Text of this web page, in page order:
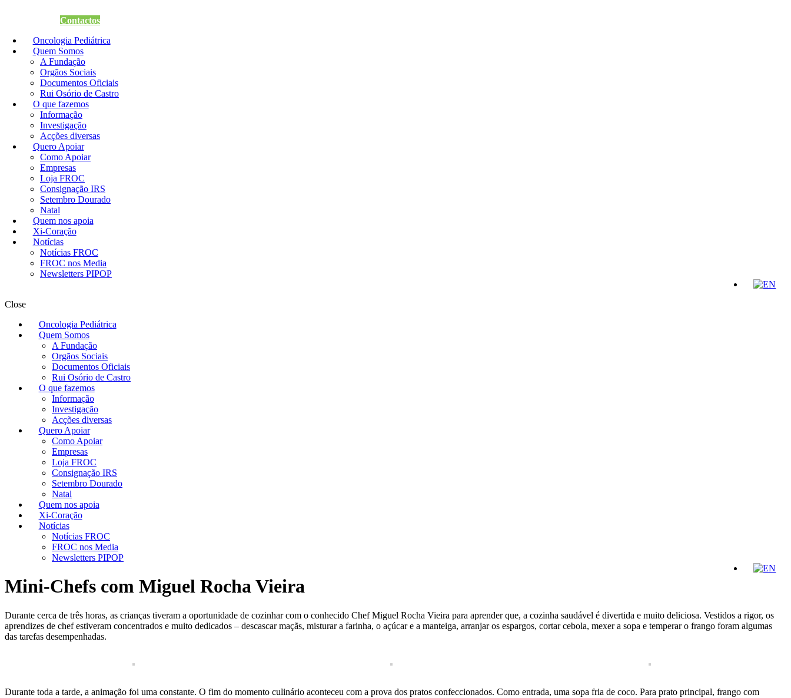
Contactos
Oncologia Pediátrica
Quem Somos
A Fundação
Orgãos Sociais
Documentos Oficiais
Rui Osório de Castro
O que fazemos
Informação
Investigação
Acções diversas
Quero Apoiar
Como Apoiar
Empresas
Loja FROC
Consignação IRS
Setembro Dourado
Natal
Quem nos apoia
Xi-Coração
Notícias
Notícias FROC
FROC nos Media
Newsletters PIPOP
Close
Oncologia Pediátrica
Quem Somos
A Fundação
Orgãos Sociais
Documentos Oficiais
Rui Osório de Castro
O que fazemos
Informação
Investigação
Acções diversas
Quero Apoiar
Como Apoiar
Empresas
Loja FROC
Consignação IRS
Setembro Dourado
Natal
Quem nos apoia
Xi-Coração
Notícias
Notícias FROC
FROC nos Media
Newsletters PIPOP
Mini-Chefs com Miguel Rocha Vieira
Durante cerca de três horas, as crianças tiveram a oportunidade de cozinhar com o conhecido Chef Miguel Rocha Vieira para aprender que, a cozinha saudável é divertida e muito deliciosa. Vestidos a rigor, os
aprendizes de chef estiveram concentrados e muito dedicados – descascar maçãs, misturar a farinha, o açúcar e a manteiga, arranjar os espargos, cortar cebola, mexer a sopa e temperar o frango foram algumas
das tarefas desempenhadas.
Durante toda a tarde, a animação foi uma constante. O fim do momento culinário aconteceu com a prova dos pratos confeccionados. Como entrada, uma sopa fria de coco. Para prato principal, frango com